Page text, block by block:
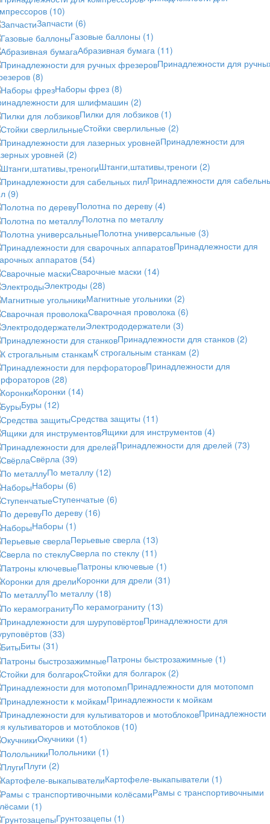
(10)
Запчасти (6)
Газовые баллоны (1)
Абразивная бумага (11)
Принадлежности для
(8)
Наборы фрез (8)
для шлифмашин (2)
Пилки для лобзиков (1)
Стойки сверлильные (2)
Принадлежности для
уровней (2)
Штанги,штативы,треноги (2)
Принадлежности для
(9)
Полотна по дереву (4)
Полотна по металлу
Полотна универсальные (3)
Принадлежности для
аппаратов (54)
Сварочные маски (14)
Электроды (28)
Магнитные угольники (2)
Сварочная проволока (6)
Электрододержатели (3)
Принадлежности для станков (2)
К строгальным станкам (2)
Принадлежности для
(28)
Коронки (14)
Буры (12)
Средства защиты (11)
Ящики для инструментов (4)
Принадлежности для дрелей (73)
Свёрла (39)
По металлу (12)
Наборы (6)
Ступенчатые (6)
По дереву (16)
Наборы (1)
Перьевые сверла (13)
Сверла по стеклу (11)
Патроны ключевые (1)
Коронки для дрели (31)
По металлу (18)
По керамограниту (13)
Принадлежности для
(33)
Биты (31)
Патроны быстрозажимные (1)
Стойки для болгарок (2)
Принадлежности для мотопомп
Принадлежности к мойкам
Принадлежности
культиваторов и мотоблоков (10)
Окучники (1)
Полольники (1)
Плуги (2)
Картофеле-выкапыватели (1)
Рамы с транспортивочными
(1)
Грунтозацепы (1)